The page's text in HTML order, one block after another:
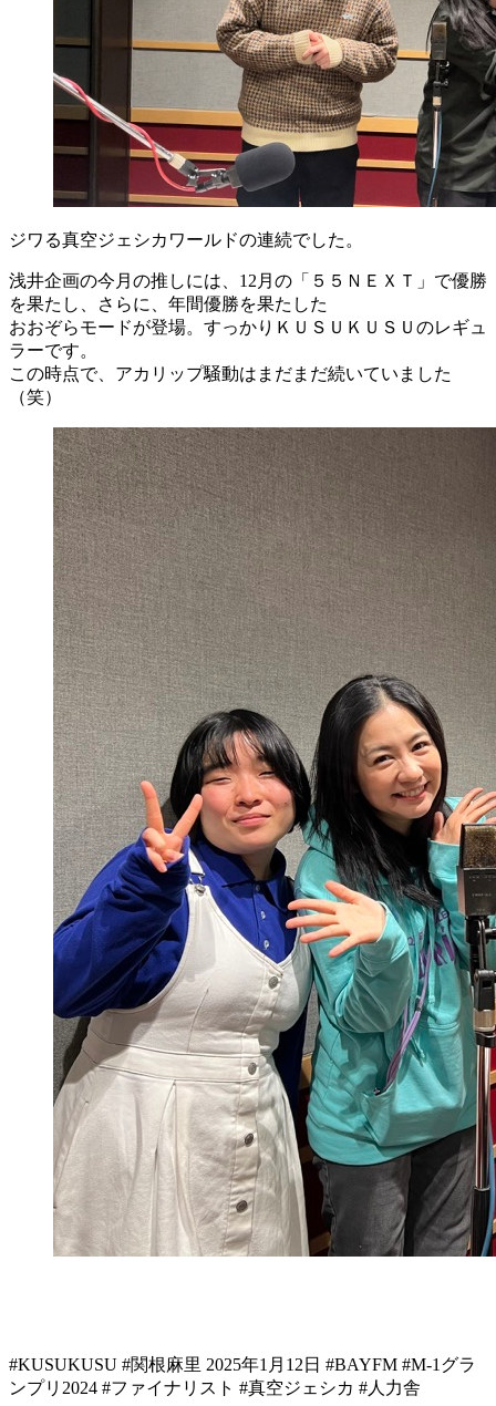
ジワる真空ジェシカワールドの連続でした。
浅井企画の今月の推しには、12月の「５５ＮＥＸＴ」で優勝
を果たし、さらに、年間優勝を果たした
おおぞらモードが登場。すっかりＫＵＳＵＫＵＳＵのレギュ
ラーです。
この時点で、アカリップ騒動はまだまだ続いていました
（笑）
#KUSUKUSU #関根麻里 2025年1月12日 #BAYFM #M-1グラ
ンプリ2024 #ファイナリスト #真空ジェシカ #人力舎